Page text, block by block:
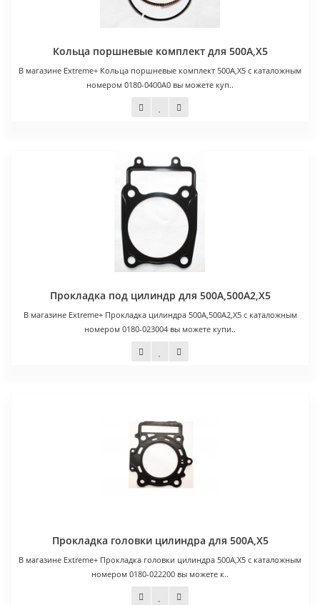
Кольца поршневые комплект для 500A,X5
В магазине Extreme+ Кольца поршневые комплект 500A,X5 с каталожным
номером 0180-0400A0 вы можете куп..
500 руб.
Прокладка под цилиндр для 500A,500A2,X5
В магазине Extreme+ Прокладка цилиндра 500A,500A2,X5 с каталожным
номером 0180-023004 вы можете купи..
450 руб.
Прокладка головки цилиндра для 500А,Х5
В магазине Extreme+ Прокладка головки цилиндра 500А,Х5 с каталожным
номером 0180-022200 вы можете к..
1 300 руб.